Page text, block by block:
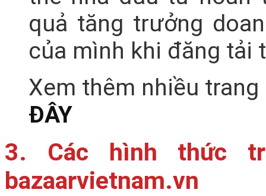
quả tăng trưởng
của mình khi đăng tải
Xem thêm nhiều
ĐÂY
3. Các hình thức
bazaarvietnam.vn